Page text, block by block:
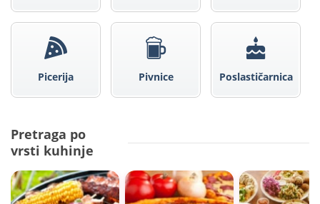
Picerija Pivnice Poslastičarnica
Pretraga po
vrsti kuhinje